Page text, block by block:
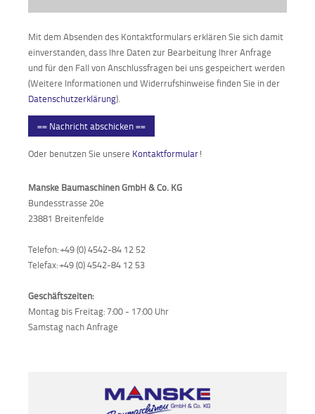
Mit dem Absenden des Kontaktformulars erklären Sie sich damit
einverstanden, dass Ihre Daten zur Bearbeitung Ihrer Anfrage
und für den Fall von Anschlussfragen bei uns gespeichert werden
(Weitere Informationen und Widerrufshinweise finden Sie in der
Datenschutzerklärung).
== Nachricht abschicken ==
Oder benutzen Sie unsere Kontaktformular!
Manske Baumaschinen GmbH & Co. KG
Bundesstrasse 20e
23881 Breitenfelde
Telefon: +49 (0) 4542-84 12 52
Telefax: +49 (0) 4542-84 12 53
Geschäftszeiten:
Montag bis Freitag: 7:00 - 17:00 Uhr
Samstag nach Anfrage